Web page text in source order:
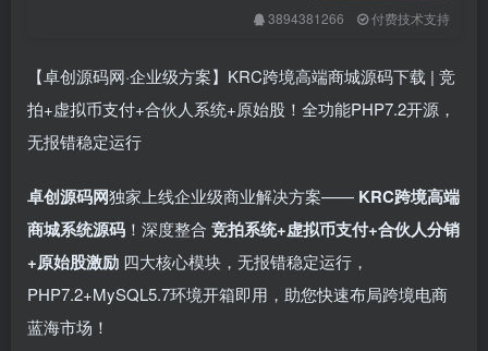
3894381266 付费技术支持
【卓创源码网·企业级方案】KRC跨境高端商城源码下载 | 竞
拍+虚拟币支付+合伙人系统+原始股！全功能PHP7.2开源，
无报错稳定运行
卓创源码网独家上线企业级商业解决方案—— ​ KRC跨境高端
商城系统源码 ！深度整合 ​ 竞拍系统+虚拟币支付+合伙人分销
+原始股激励 四大核心模块，无报错稳定运行，
PHP7.2+MySQL5.7环境开箱即用，助您快速布局跨境电商
蓝海市场！